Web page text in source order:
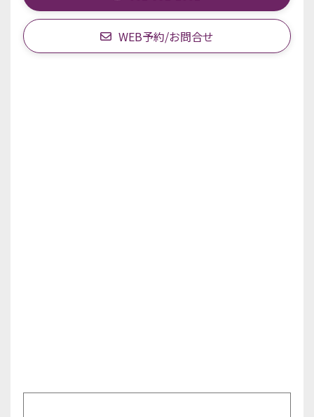
WEB予約/お問合せ